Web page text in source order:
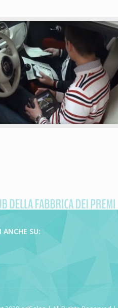
ANCHE SU: